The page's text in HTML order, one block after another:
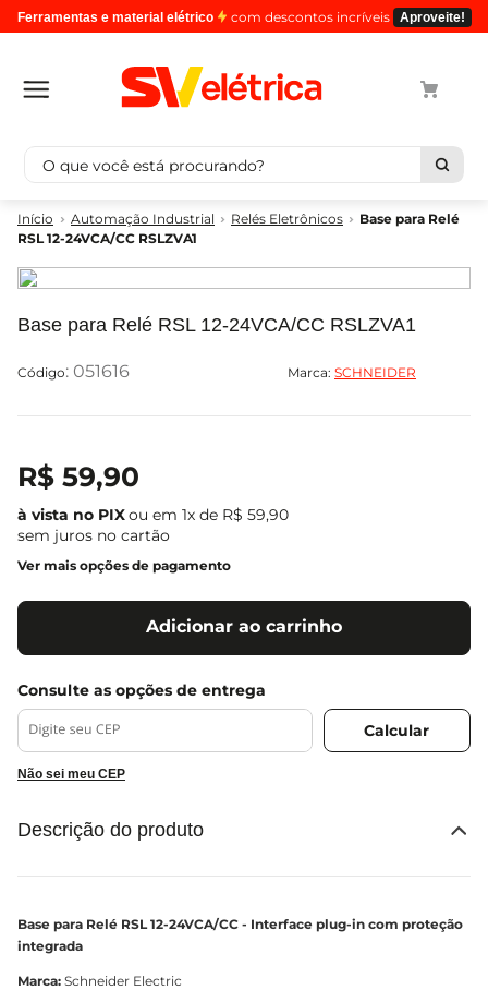
Ferramentas e material elétrico com descontos incríveis Aproveite!
O que você está procurando?
Automação Industrial Relés Eletrônicos
Base para Relé
RSL 12-24VCA/CC RSLZVA1
Base para Relé RSL 12-24VCA/CC RSLZVA1
: 051616 Marca: SCHNEIDER
R$ 59,90
ou em 1x de R$ 59,90
sem juros no cartão
Ver mais opções de pagamento
Adicionar ao carrinho
Não sei meu CEP
Descrição do produto
Base para Relé RSL 12-24VCA/CC - Interface plug-in com proteção
integrada
Marca: Schneider Electric
Termos mais buscados
cabo
2º
luminaria
3º
tomada
5